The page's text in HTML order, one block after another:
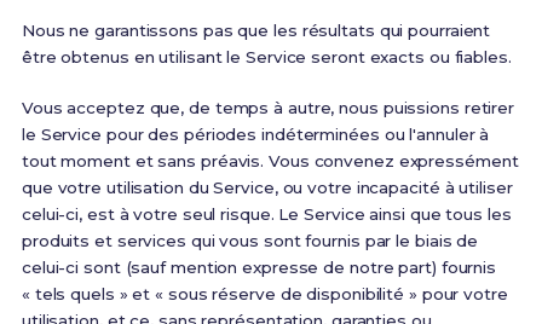
Nous ne garantissons pas que les résultats qui pourraient
être obtenus en utilisant le Service seront exacts ou fiables.
Vous acceptez que, de temps à autre, nous puissions retirer
le Service pour des périodes indéterminées ou l'annuler à
tout moment et sans préavis. Vous convenez expressément
que votre utilisation du Service, ou votre incapacité à utiliser
celui-ci, est à votre seul risque. Le Service ainsi que tous les
produits et services qui vous sont fournis par le biais de
celui-ci sont (sauf mention expresse de notre part) fournis
« tels quels » et « sous réserve de disponibilité » pour votre